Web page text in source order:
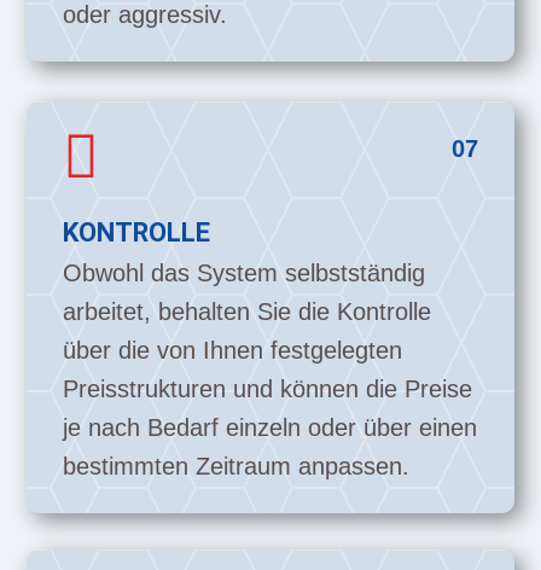
oder aggressiv.
07

KONTROLLE
Obwohl das System selbstständig
arbeitet, behalten Sie die Kontrolle
über die von Ihnen festgelegten
Preisstrukturen und können die Preise
je nach Bedarf einzeln oder über einen
bestimmten Zeitraum anpassen.